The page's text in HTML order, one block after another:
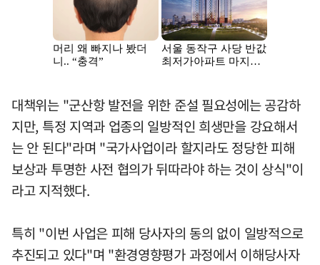
대책위는 "군산항 발전을 위한 준설 필요성에는 공감하
지만, 특정 지역과 업종의 일방적인 희생만을 강요해서
는 안 된다"라며 "국가사업이라 할지라도 정당한 피해
보상과 투명한 사전 협의가 뒤따라야 하는 것이 상식"이
라고 지적했다.
특히 "이번 사업은 피해 당사자의 동의 없이 일방적으로
추진되고 있다"며 "환경영향평가 과정에서 이해당사자